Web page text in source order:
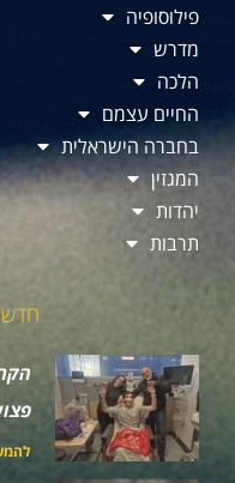
פילוסופיה
מדרש
הלכה
החיים עצמם
בחברה הישראלית
המגזין
יהדות
תרבות
חדש